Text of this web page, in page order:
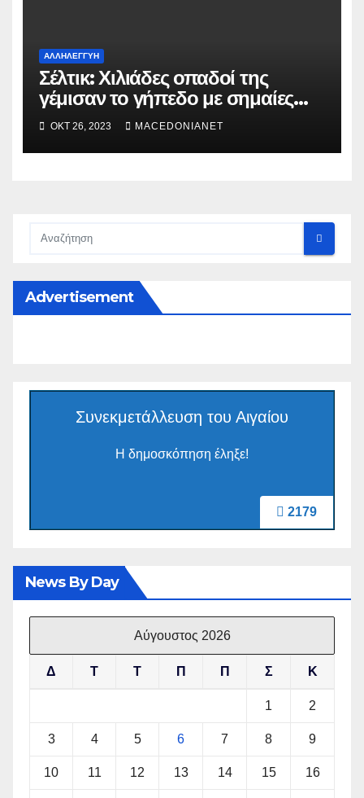
ΑΛΛΗΛΕΓΓΎΗ
Σέλτικ: Χιλιάδες οπαδοί της
γέμισαν το γήπεδο με σημαίες
της Παλαιστίνης.
ΟΚΤ 26, 2023 MACEDONIANET
Advertisement
2179
Συνεκμετάλλευση του Αιγαίου
Η δημοσκόπηση έληξε!
News By Day
Αύγουστος 2026
Δ Τ Τ Π Π Σ Κ
1 2
3 4 5 6 7 8 9
10 11 12 13 14 15 16